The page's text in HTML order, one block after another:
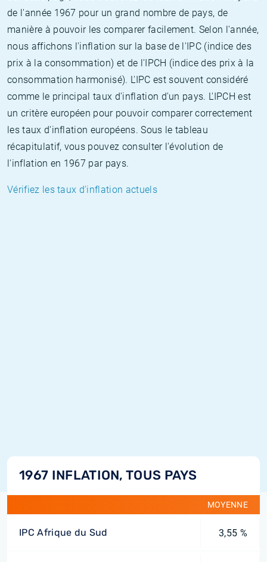
de l'année 1967 pour un grand nombre de pays, de
manière à pouvoir les comparer facilement. Selon l'année,
nous affichons l'inflation sur la base de l'IPC (indice des
prix à la consommation) et de l'IPCH (indice des prix à la
consommation harmonisé). L'IPC est souvent considéré
comme le principal taux d'inflation d'un pays. L'IPCH est
un critère européen pour pouvoir comparer correctement
les taux d'inflation européens. Sous le tableau
récapitulatif, vous pouvez consulter l'évolution de
l'inflation en 1967 par pays.
Vérifiez les taux d'inflation actuels
1967 INFLATION, TOUS PAYS
MOYENNE
IPC Afrique du Sud 3,55 %